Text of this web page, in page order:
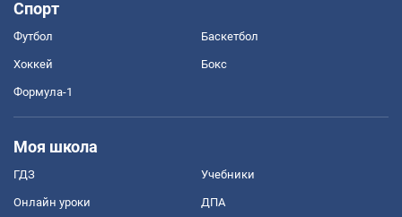
Спорт
Футбол Баскетбол
Хоккей Бокс
Формула-1
Моя школа
ГДЗ Учебники
Онлайн уроки ДПА